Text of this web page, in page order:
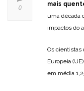
mais
uma década
impactos do
Os cientistas
Europeia
em média
0